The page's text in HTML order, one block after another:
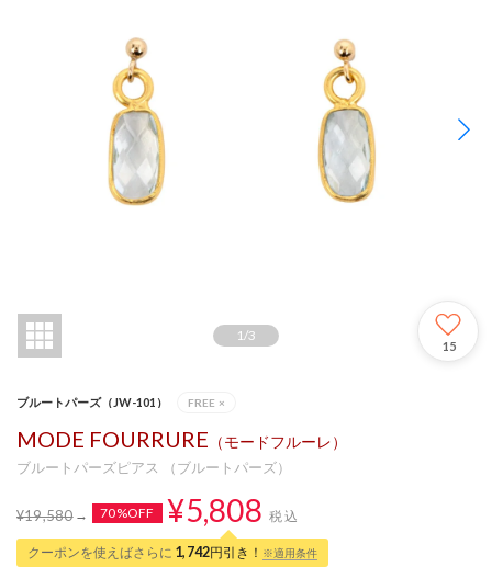
1 /3
15
ブルートパーズ（JW-101） FREE ×
MODE FOURRURE （モードフルーレ）
ブルートパーズピアス （ブルートパーズ）
¥19,580 70%OFF ¥5,808 税込
クーポンを使えばさらに 1,742円引き！ ※適用条件